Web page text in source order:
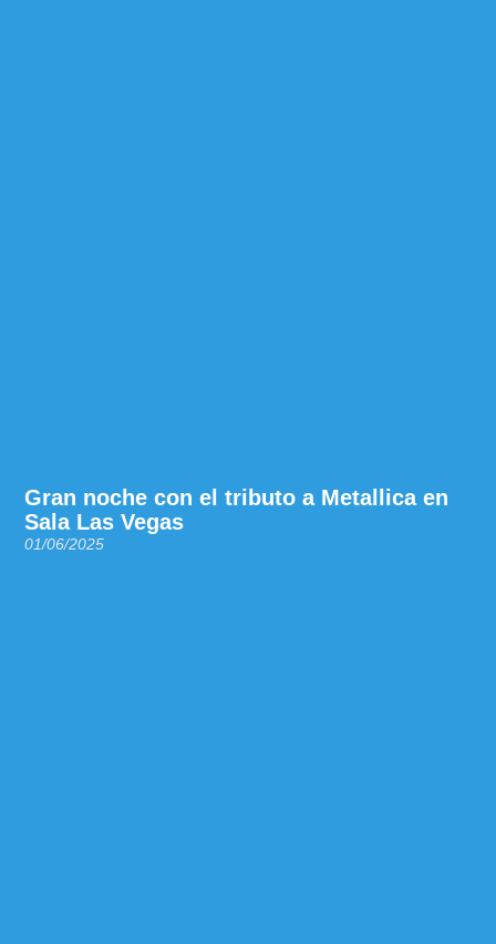
Gran noche con el tributo a Metallica en
Sala Las Vegas
01/06/2025